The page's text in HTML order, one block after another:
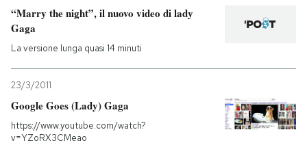
“Marry the night”, il nuovo video di lady
Gaga
La versione lunga quasi 14 minuti
23/3/2011
Google Goes (Lady) Gaga
https://www.youtube.com/watch?
v=YZoRX3CMeao